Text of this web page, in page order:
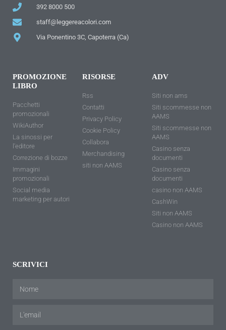
392 8000 500
staff@leggereacolori.com
Via Ponentino 3C, Capoterra (Ca)
PROMOZIONE
LIBRO
Pacchetti
promozionali
WikiAuthor
La sinossi per
l'editore
Correzione di bozze
Immagini
promozionali
Social media
marketing per autori
RISORSE
Rss
Contatti
Privacy Policy
Cookie Policy
Collabora
Merchandising
siti non AAMS
ADV
Siti non ams
Siti scommesse non
AAMS
Siti scommesse non
AAMS
Casino senza
documenti
Casino senza
documenti
casino non AAMS
CashWin
Siti non AAMS
Casino non AAMS
SCRIVICI